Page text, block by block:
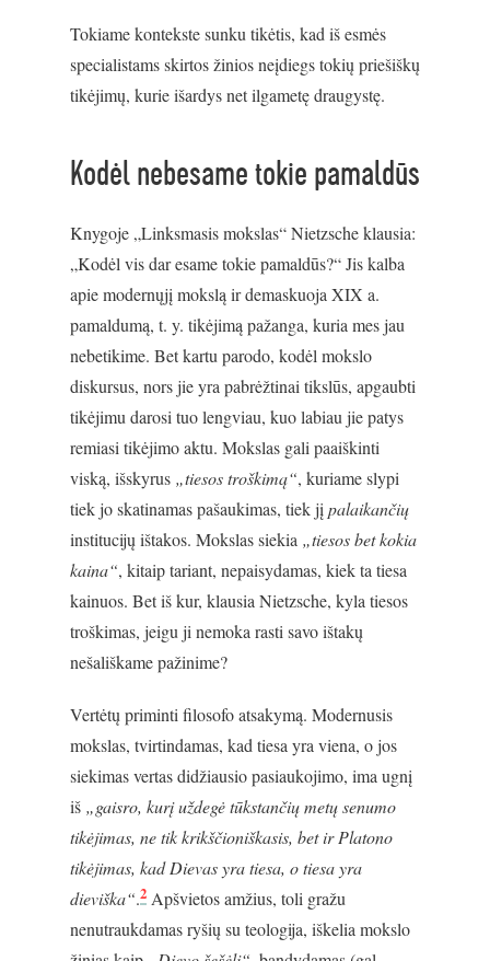
Tokiame kontekste sunku tikėtis, kad iš esmės
specialistams skirtos žinios neįdiegs tokių priešiškų
tikėjimų, kurie išardys net ilgametę draugystę.
Kodėl nebesame tokie pamaldūs
Knygoje „Linksmasis mokslas“ Nietzsche klausia:
„Kodėl vis dar esame tokie pamaldūs?“ Jis kalba
apie modernųjį mokslą ir demaskuoja XIX a.
pamaldumą, t. y. tikėjimą pažanga, kuria mes jau
nebetikime. Bet kartu parodo, kodėl mokslo
diskursus, nors jie yra pabrėžtinai tikslūs, apgaubti
tikėjimu darosi tuo lengviau, kuo labiau jie patys
remiasi tikėjimo aktu. Mokslas gali paaiškinti
viską, išskyrus „tiesos troškimą“, kuriame slypi
tiek jo skatinamas pašaukimas, tiek jį palaikančių
institucijų ištakos. Mokslas siekia „tiesos bet kokia
kaina“, kitaip tariant, nepaisydamas, kiek ta tiesa
kainuos. Bet iš kur, klausia Nietzsche, kyla tiesos
troškimas, jeigu ji nemoka rasti savo ištakų
nešališkame pažinime?
Vertėtų priminti filosofo atsakymą. Modernusis
mokslas, tvirtindamas, kad tiesa yra viena, o jos
siekimas vertas didžiausio pasiaukojimo, ima ugnį
iš „gaisro, kurį uždegė tūkstančių metų senumo
tikėjimas, ne tik krikščioniškasis, bet ir Platono
tikėjimas, kad Dievas yra tiesa, o tiesa yra
dieviška“.2 Apšvietos amžius, toli gražu
nenutraukdamas ryšių su teologija, iškelia mokslo